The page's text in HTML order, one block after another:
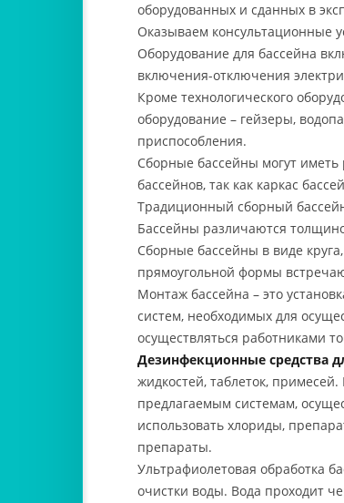
оборудованных и сданных в
Оказываем консультационные
Оборудование для бассейна
включения-отключения
Кроме технологического
оборудование – гейзеры,
приспособления.
Сборные бассейны могут
бассейнов, так как каркас
Традиционный сборный
Бассейны различаются
Сборные бассейны в виде
прямоугольной формы
Монтаж бассейна – это
систем, необходимых для
осуществляться работниками
Дезинфекционные средства
жидкостей, таблеток,
предлагаемым системам,
использовать хлориды,
препараты.
Ультрафиолетовая обработка
очистки воды. Вода проходит